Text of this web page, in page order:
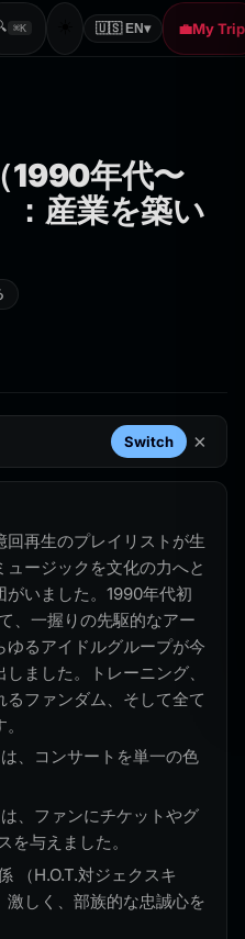
⌘K 🇺🇸 EN▾ 💼My Trip
1990年代〜
産業を築い
Switch ×
再生のプレイリストが生
ージックを文化の力へと
いました。1990年代初
、一握りの先駆的なアー
るアイドルグループが今
ました。トレーニング、
ファンダム、そして全て
、コンサートを単一の色
、ファンにチケットやグ
を与えました。
（H.O.T.対ジェクスキ
激しく、部族的な忠誠心を